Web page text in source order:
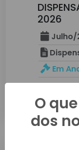
2026
Julho/
Em
O
dos